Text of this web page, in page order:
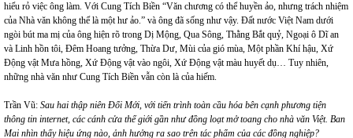
hiểu rỏ việc ông làm. Với Cung Tích Biền “Văn chương có thể huyền ảo, nhưng trách nhiệm
của Nhà văn không thể là một hư ảo.” và ông đã sống như vậy. Đất nước Việt Nam dưới
ngòi bút ma mị của ông hiện rõ trong Dị Mộng, Qua Sông, Thằng Bắt quỷ, Ngoại ô Dĩ an
và Linh hồn tôi, Đêm Hoang tưởng, Thừa Dư, Mùi của gió mùa, Một phần Khí hậu, Xứ
Động vật Mưa hồng, Xứ Động vật vào ngôi, Xứ Động vật màu huyết dụ… Tuy nhiên,
những nhà văn như Cung Tích Biền vẫn còn là của hiếm.
Trần Vũ: Sau hai thập niên Đổi Mới, với tiến trình toàn cầu hóa bên cạnh phương tiện
thông tin internet, các cánh cửa thế giới gần như đồng loạt mở toang cho nhà văn Việt. Ban
Mai nhìn thấy hiệu ứng nào, ảnh hưởng ra sao trên tác phẩm của các đồng nghiệp?